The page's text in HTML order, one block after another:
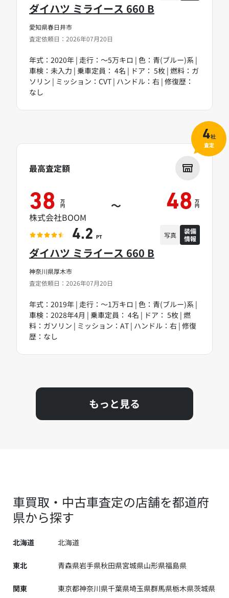
愛知県春日井市
査定依頼日：2026年07月20日
ダイハツ ミライース 660 B
年式：2020年 | 走行：～5万キロ | 色：青(ブルー)系 |
車検：未入力 | 乗車定員： 4名 | ドア： 5枚 | 燃料：ガ
ソリン | ミッション：CVT | ハンドル：右 | 修復歴：
なし
神奈川県厚木市
査定依頼日：2026年07月20日
ダイハツ ミライース 660 B
年式：2019年 | 走行：～1万キロ | 色：青(ブルー)系 |
車検：2028年4月 | 乗車定員： 4名 | ドア： 5枚 | 燃
料：ガソリン | ミッション：AT | ハンドル：右 | 修復
歴：なし
最高査定額
38 万
円 ～ 48 万
円
株式会社BOOM
4.2 PT 写真
装備
情報
4社
査定
もっと見る
車買取・中古車査定の店舗を都道府
県から探す
北海道 北海道
東北 青森県岩手県秋田県宮城県山形県福島県
関東 東京都神奈川県千葉県埼玉県群馬県栃木県茨城県